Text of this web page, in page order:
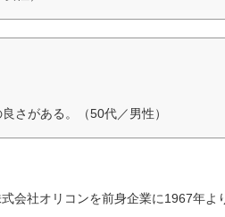
さがある。（50代／男性）
会社オリコンを前身企業に1967年よ